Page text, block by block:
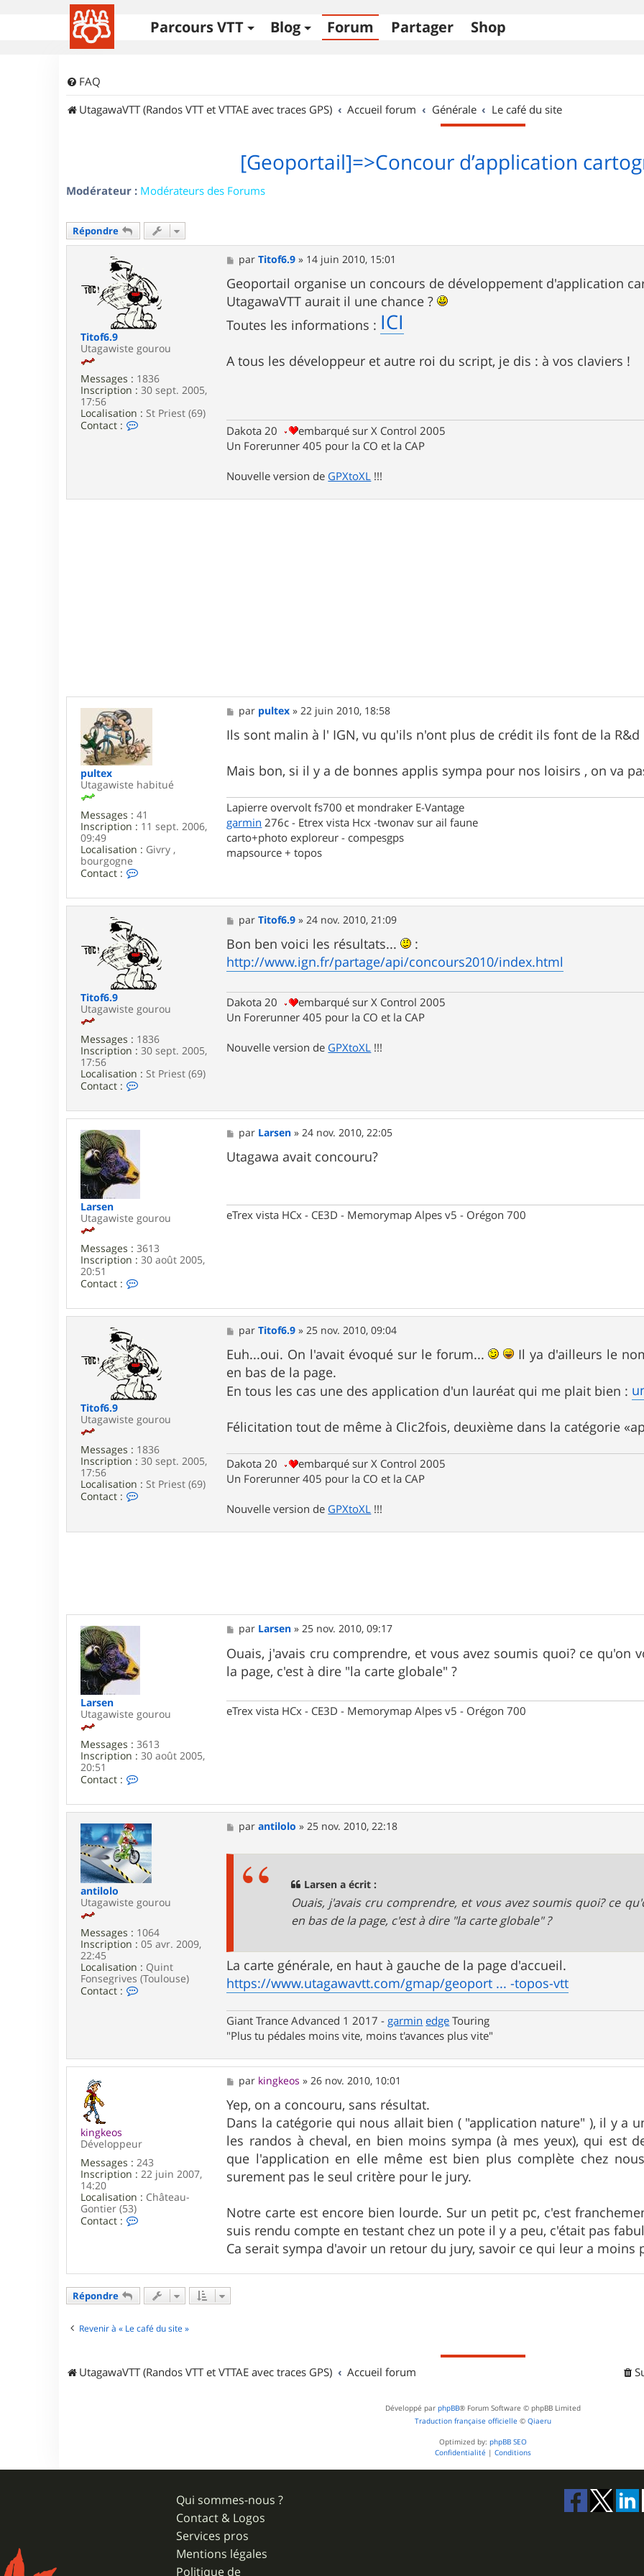
Parcours VTT Blog Forum Partager Shop
FAQ
UtagawaVTT (Randos VTT et VTTAE avec traces GPS)
Accueil forum Générale Le café du site
[Geoportail]=>Concour d’application
Modérateur : Modérateurs des Forums
Répondre
Titof6.9
Utagawiste gourou
Messages : 1836
Inscription : 30 sept. 2005,
17:56
Localisation : St Priest (69)
Contact :
e
M
e
s
s
a
e
parTitof6.9 » 14 juin 2010, 15:01
Geoportail organise un concours de développement d'application
UtagawaVTT aurait il une chance ?
Toutes les informations : ICI
A tous les développeur et autre roi du script, je dis : à vos claviers !
Dakota 20
embarqué sur X Control 2005
Un Forerunner 405 pour la CO et la CAP
Nouvelle version de GPXtoXL !!!
pultex
Utagawiste habitué
Messages : 41
Inscription : 11 sept. 2006,
09:49
Localisation : Givry ,
bourgogne
Contact :
t
t
e
r
p
u
t
M
e
s
s
g
e
par pultex » 22 juin 2010, 18:58
Ils sont malin à l' IGN, vu qu'ils n'ont plus de crédit ils font de la
Mais bon, si il y a de bonnes applis sympa pour nos loisirs , on va
Lapierre overvolt fs700 et mondraker E-Vantage
garmin 276c - Etrex vista Hcx -twonav sur ail faune
carto+photo exploreur - compesgps
mapsource + topos
Titof6.9
Utagawiste gourou
Messages : 1836
Inscription : 30 sept. 2005,
17:56
Localisation : St Priest (69)
Contact :
t
a
r
i
o
6
.
9
M
e
s
s
a
g
parTitof6.9 » 24 nov. 2010, 21:09
Bon ben voici les résultats...
:
http://www.ign.fr/partage/api/concours2010/index.html
Dakota 20
embarqué sur X Control 2005
Un Forerunner 405 pour la CO et la CAP
Nouvelle version de GPXtoXL !!!
Larsen
Utagawiste gourou
Messages : 3613
Inscription : 30 août 2005,
20:51
Contact :
t
t
e
r
L
a
s
M
e
s
s
par Larsen » 24 nov. 2010, 22:05
Utagawa avait concouru?
eTrex vista HCx - CE3D - Memorymap Alpes v5 - Orégon 700
Titof6.9
Utagawiste gourou
Messages : 1836
Inscription : 30 sept. 2005,
17:56
Localisation : St Priest (69)
Contact :
.
9
M
e
s
s
a
g
e
parTitof6.9 » 25 nov. 2010, 09:04
Euh...oui. On l'avait évoqué sur le forum...
Il ya d'ailleurs le
en bas de la page.
En tous les cas une des application d'un lauréat qui me plait bien :
Félicitation tout de même à Clic2fois, deuxième dans la catégorie
Dakota 20
embarqué sur X Control 2005
Un Forerunner 405 pour la CO et la CAP
Nouvelle version de GPXtoXL !!!
Larsen
Utagawiste gourou
Messages : 3613
Inscription : 30 août 2005,
20:51
Contact :
n
t
a
c
t
e
r
L
r
e
n
M
e
s
s
a
par Larsen »25 nov. 2010, 09:17
Ouais, j'avais cru comprendre, et vous avez soumis quoi? ce
la page, c'est à dire "la carte globale" ?
eTrex vista HCx - CE3D - Memorymap Alpes v5 - Orégon 700
antilolo
Utagawiste gourou
Messages : 1064
Inscription : 05 avr. 2009,
22:45
Localisation : Quint
Fonsegrives (Toulouse)
Contact :
t
e
l
o
l
o
M
e
parantilolo »25 nov. 2010, 22:18
Larsen a écrit :
Ouais, j'avais cru comprendre, et vous avez soumis quoi? ce
en bas de la page, c'est à dire "la carte globale" ?
La carte générale, en haut à gauche de la page d'accueil.
https://www.utagawavtt.com/gmap/geoport ... -topos-vtt
Giant Trance Advanced 1 2017 - garmin edge Touring
"Plus tu pédales moins vite, moins t'avances plus vite"
kingkeos
Développeur
Messages : 243
Inscription : 22 juin 2007,
14:20
Localisation : Château-
Gontier (53)
Contact :
c
t
i
k
e
M
e
s
s
a
g
e
par kingkeos » 26 nov. 2010, 10:01
Yep, on a concouru, sans résultat.
Dans la catégorie qui nous allait bien ( "application nature" ), il y a
les randos à cheval, en bien moins sympa (à mes yeux), qui est
que l'application en elle même est bien plus complète chez
surement pas le seul critère pour le jury.
Notre carte est encore bien lourde. Sur un petit pc, c'est
suis rendu compte en testant chez un pote il y a peu, c'était pas
Ca serait sympa d'avoir un retour du jury, savoir ce qui leur a moins
Répondre
Revenir à « Le café du site »
UtagawaVTT (Randos VTT et VTTAE avec traces GPS) Accueil forum
Développé par phpBB® Forum Software © phpBB Limited
Traduction française officielle © Qiaeru
Optimized by: phpBB SEO
Confidentialité | Conditions
Qui sommes-nous ?
Contact & Logos
Services pros
Mentions légales
Politique de